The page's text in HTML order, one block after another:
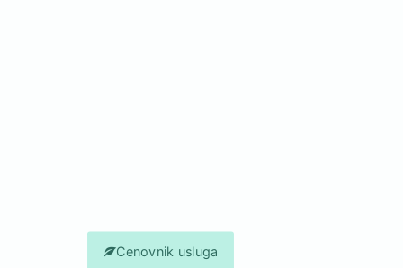
Cenovnik usluga